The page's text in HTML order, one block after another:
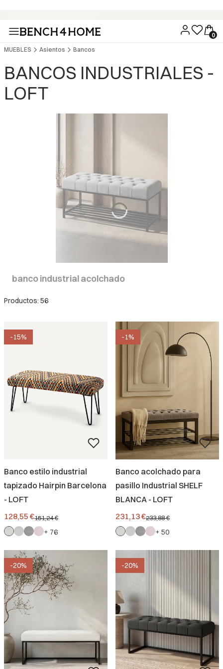
MUEBLES Asientos Bancos
BANCOS INDUSTRIALES -
LOFT
banco industrial acolchado
Productos: 56
-15%
Banco estilo industrial
tapizado Hairpin Barcelona
- LOFT
Precio promocional.
128,55 €151,24 €
+ 76
-1%
Banco acolchado para
pasillo Industrial SHELF
BLANCA - LOFT
Precio promocional.
231,13 €233,88 €
+ 50
-20% -20%